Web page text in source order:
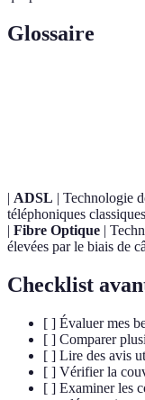
Glossaire
| ADSL | Technologie
téléphoniques
| Fibre Optique |
élevées par le biais de
Checklist
[ ] Évaluer mes
[ ] Comparer
[ ] Lire des avis
[ ] Vérifier la
[ ] Examiner les